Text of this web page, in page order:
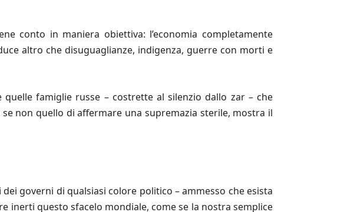
conto in maniera obiettiva: l’economia completamente
altro che disuguaglianze, indigenza, guerre con morti e
famiglie russe – costrette al silenzio dallo zar – che
non quello di affermare una supremazia sterile, mostra il
governi di qualsiasi colore politico – ammesso che esista
inerti questo sfacelo mondiale, come se la nostra semplice